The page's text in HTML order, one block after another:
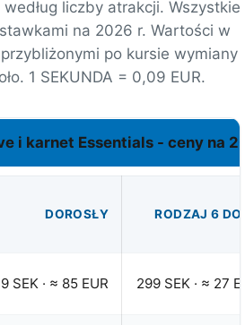
liczby atrakcji. Wszystkie
na 2026 r. Wartości w
po kursie wymiany
1 SEKUNDA = 0,09 EUR.
i karnet Essentials - ceny na
DOROSŁY RODZAJ 6 DO
SEK · ≈ 85 EUR 299 SEK · ≈ 27